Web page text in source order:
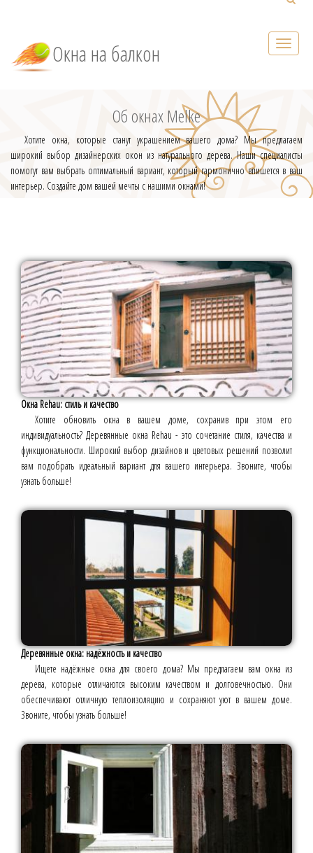
Окна на балкон
Об окнах Melke
Хотите окна, которые станут украшением вашего дома? Мы предлагаем
широкий выбор дизайнерских окон из натурального дерева. Наши специалисты
помогут вам выбрать оптимальный вариант, который гармонично впишется в ваш
интерьер. Создайте дом вашей мечты с нашими окнами!
Окна Rehau: стиль и качество
Хотите обновить окна в вашем доме, сохранив при этом его
индивидуальность? Деревянные окна Rehau - это сочетание стиля, качества и
функциональности. Широкий выбор дизайнов и цветовых решений позволит
вам подобрать идеальный вариант для вашего интерьера. Звоните, чтобы
узнать больше!
Деревянные окна: надёжность и качество
Ищете надёжные окна для своего дома? Мы предлагаем вам окна из
дерева, которые отличаются высоким качеством и долговечностью. Они
обеспечивают отличную теплоизоляцию и сохраняют уют в вашем доме.
Звоните, чтобы узнать больше!